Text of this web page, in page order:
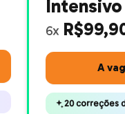
Intensivo
6x
A
20 correções